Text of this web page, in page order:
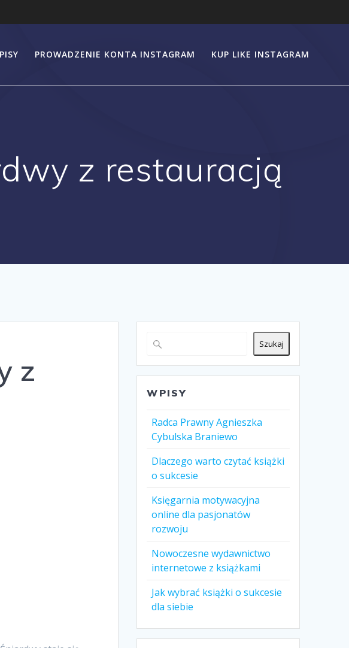
PROWADZENIE KONTA INSTAGRAM KUP LIKE INSTAGRAM
z restauracją
z
Szukaj
WPISY
Radca Prawny Agnieszka
Cybulska Braniewo
Dlaczego warto czytać książki
o sukcesie
Księgarnia motywacyjna
online dla pasjonatów
rozwoju
Nowoczesne wydawnictwo
internetowe z książkami
Jak wybrać książki o sukcesie
dla siebie